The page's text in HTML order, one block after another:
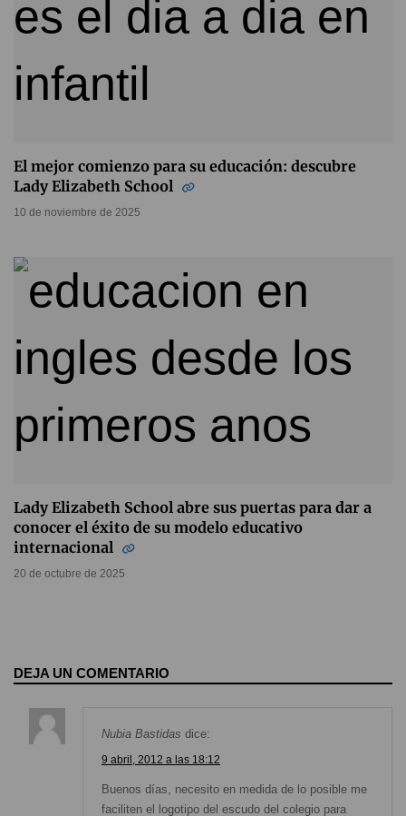
El mejor comienzo para su educación: descubre
Lady Elizabeth School
10 de noviembre de 2025
Lady Elizabeth School abre sus puertas para dar a
conocer el éxito de su modelo educativo
internacional
20 de octubre de 2025
DEJA UN COMENTARIO
Nubia Bastidas dice:
9 abril, 2012 a las 18:12
Buenos días, necesito en medida de lo posible me
faciliten el logotipo del escudo del colegio para